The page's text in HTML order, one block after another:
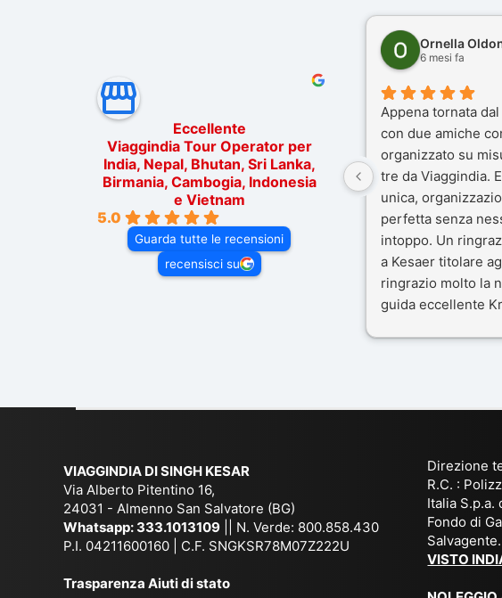
Eccellente
Viaggindia Tour Operator per
India, Nepal, Bhutan, Sri Lanka,
Birmania, Cambogia, Indonesia
e Vietnam
5.0
Guarda tutte le recensioni
recensisci su
Ornella
6 mesi fa
Appena tornata dal
con due amiche
organizzato su
tre da Viaggindia.
unica,
perfetta senza
intoppo. Un
a Kesaer titolare
ringrazio molto la
guida eccellente
consiglio questa
VIAGGINDIA DI SINGH KESAR
Via Alberto Pitentino 16,
24031 - Almenno San Salvatore (BG)
Whatsapp: 333.1013109 || N. Verde: 800.858.430
P.I. 04211600160 | C.F. SNGKSR78M07Z222U
Trasparenza Aiuti di stato
Direzione
R.C. :
Italia S.p.a.
Fondo di
Salvagente.
VISTO